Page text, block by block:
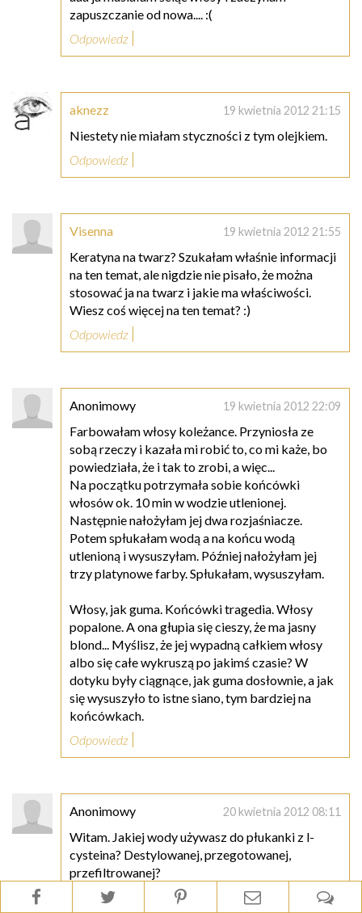
zapuszczanie od nowa.... :(
Odpowiedz
aknezz 19 kwietnia 2012 21:15
Niestety nie miałam styczności z tym olejkiem.
Odpowiedz
Visenna 19 kwietnia 2012 21:55
Keratyna na twarz? Szukałam właśnie informacji
na ten temat, ale nigdzie nie pisało, że można
stosować ja na twarz i jakie ma właściwości.
Wiesz coś więcej na ten temat? :)
Odpowiedz
Anonimowy 19 kwietnia 2012 22:09
Farbowałam włosy koleżance. Przyniosła ze
sobą rzeczy i kazała mi robić to, co mi każe, bo
powiedziała, że i tak to zrobi, a więc...
Na początku potrzymała sobie końcówki
włosów ok. 10 min w wodzie utlenionej.
Następnie nałożyłam jej dwa rozjaśniacze.
Potem spłukałam wodą a na końcu wodą
utlenioną i wysuszyłam. Później nałożyłam jej
trzy platynowe farby. Spłukałam, wysuszyłam.
Włosy, jak guma. Końcówki tragedia. Włosy
popalone. A ona głupia się cieszy, że ma jasny
blond... Myślisz, że jej wypadną całkiem włosy
albo się całe wykruszą po jakimś czasie? W
dotyku były ciągnące, jak guma dosłownie, a jak
się wysuszyło to istne siano, tym bardziej na
końcówkach.
Odpowiedz
Anonimowy 20 kwietnia 2012 08:11
Witam. Jakiej wody używasz do płukanki z l-
cysteina? Destylowanej, przegotowanej,
przefiltrowanej?
Odpowiedz